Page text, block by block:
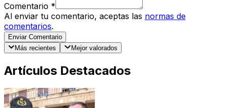
Comentario *
Al enviar tu comentario, aceptas las normas de
comentarios.
Enviar Comentario
Más recientes
Mejor valorados
Artículos Destacados